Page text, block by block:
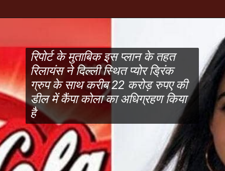
रिपोर्ट के मुताबिक इस प्लान के तहत
रिलायंस ने दिल्ली स्थित प्योर ड्रिंक
ग्रुप के साथ करीब 22 करोड़ रुपए की
डील में कैंपा कोला का अधिग्रहण किया
है